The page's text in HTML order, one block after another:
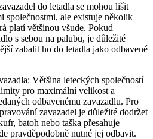
do letadla se mohou lišit
společnostmi, ale existuje několik
platí většinou všude. Pokud
s sebou na palubu, je důležité
zabalit ho do letadla jako odbavené
Většina leteckých společností
pro maximální velikost a
odbavenému zavazadlu. Pro
zavazadel je důležité dodržet
batoh nebo taška přesahuje
pravděpodobně nutné jej odbavit.